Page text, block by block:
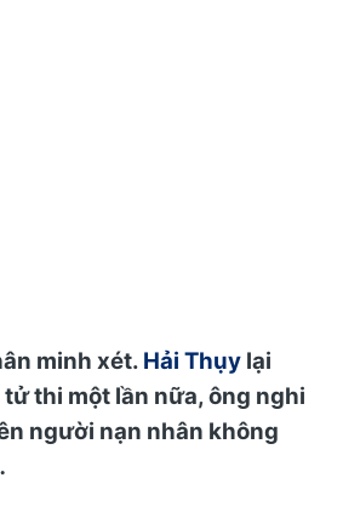
minh xét. Hải Thụy lại
thi một lần nữa, ông nghi
người nạn nhân không